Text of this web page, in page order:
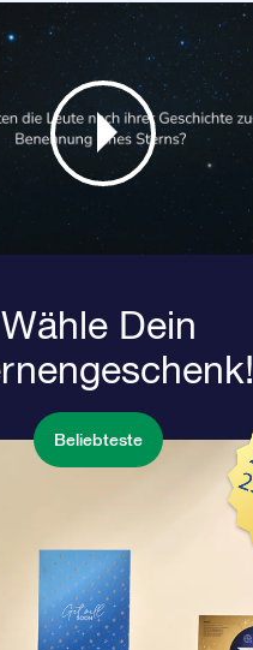
Wähle Dein
Beliebteste